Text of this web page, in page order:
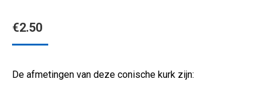
€2.50
De afmetingen van deze conische kurk zijn: